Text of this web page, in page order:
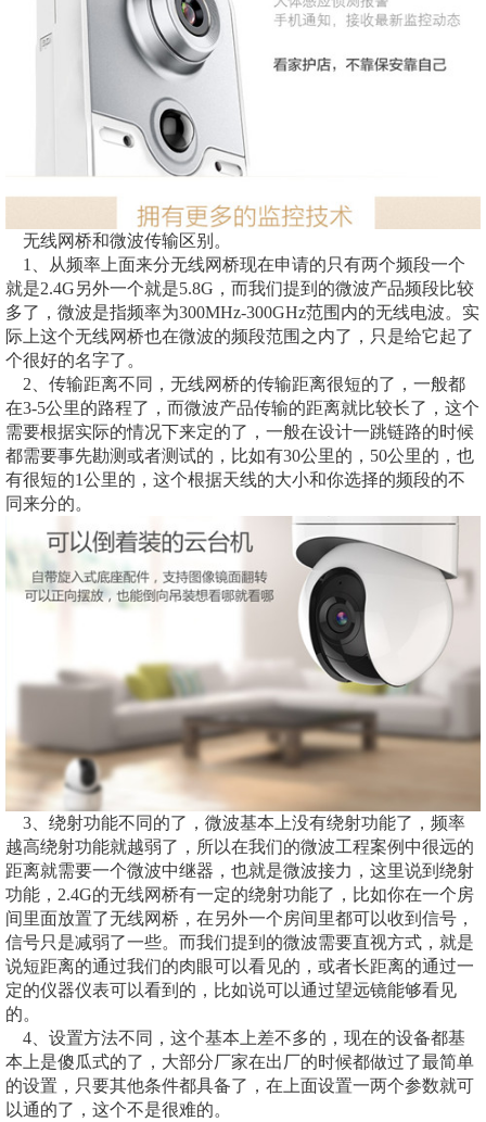
无线网桥和微波传输区别。
1、从频率上面来分无线网桥现在申请的只有两个频段一个
就是2.4G另外一个就是5.8G，而我们提到的微波产品频段比较
多了，微波是指频率为300MHz-300GHz范围内的无线电波。实
际上这个无线网桥也在微波的频段范围之内了，只是给它起了
个很好的名字了。
2、传输距离不同，无线网桥的传输距离很短的了，一般都
在3-5公里的路程了，而微波产品传输的距离就比较长了，这个
需要根据实际的情况下来定的了，一般在设计一跳链路的时候
都需要事先勘测或者测试的，比如有30公里的，50公里的，也
有很短的1公里的，这个根据天线的大小和你选择的频段的不
同来分的。
3、绕射功能不同的了，微波基本上没有绕射功能了，频率
越高绕射功能就越弱了，所以在我们的微波工程案例中很远的
距离就需要一个微波中继器，也就是微波接力，这里说到绕射
功能，2.4G的无线网桥有一定的绕射功能了，比如你在一个房
间里面放置了无线网桥，在另外一个房间里都可以收到信号，
信号只是减弱了一些。而我们提到的微波需要直视方式，就是
说短距离的通过我们的肉眼可以看见的，或者长距离的通过一
定的仪器仪表可以看到的，比如说可以通过望远镜能够看见
的。
4、设置方法不同，这个基本上差不多的，现在的设备都基
本上是傻瓜式的了，大部分厂家在出厂的时候都做过了最简单
的设置，只要其他条件都具备了，在上面设置一两个参数就可
以通的了，这个不是很难的。